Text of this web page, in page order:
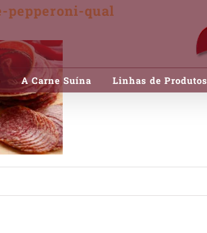
A Carne Suína Linhas de Produtos
pepperoni-qual